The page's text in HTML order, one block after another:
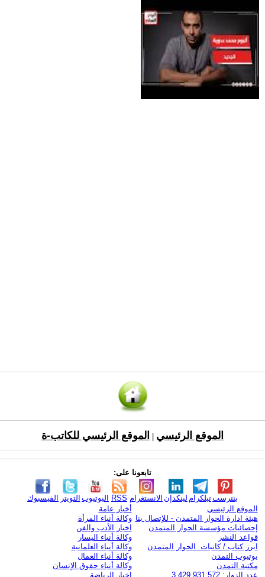
الموقع الرئيسي الموقع الرئيسي للكاتب-ة
تابعونا على:
الفيسبوك التويتر اليوتيوب RSS الانستغرام لينكدإن تيلكرامبنترست
الموقع الرئيسي
هيئة ادارة الحوار المتمدن - للإتصال بنا
إحصائيات مؤسسة الحوار المتمدن
قواعد النشر
ابرز كتاب / كاتبات الحوار المتمدن
يوتيوب التمدن
مكتبة التمدن
عدد الزوار: 3,429,931,572
أخبار عامة
وكالة أنباء المرأة
اخبار الأدب والفن
وكالة أنباء اليسار
وكالة أنباء العلمانية
وكالة أنباء العمال
وكالة أنباء حقوق الإنسان
اخبار الرياضة